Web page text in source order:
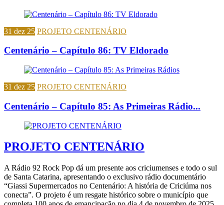
31 dez 25 PROJETO CENTENÁRIO
Centenário – Capítulo 86: TV Eldorado
31 dez 25 PROJETO CENTENÁRIO
Centenário – Capítulo 85: As Primeiras Rádio...
PROJETO CENTENÁRIO
A Rádio 92 Rock Pop dá um presente aos criciumenses e todo o sul
de Santa Catarina, apresentando o exclusivo rádio documentário
“Giassi Supermercados no Centenário: A história de Criciúma nos
conecta”. O projeto é um resgate histórico sobre o município que